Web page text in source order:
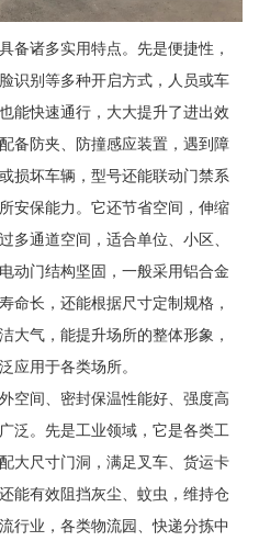
备诸多实用特点。先是便捷性，
识别等多种开启方式，人员或车
能快速通行，大大提升了进出效
备防夹、防撞感应装置，遇到障
损坏车辆，型号还能联动门禁系
安保能力。它还节省空间，伸缩
多通道空间，适合单位、小区、
动门结构坚固，一般采用铝合金
命长，还能根据尺寸定制规格，
大气，能提升场所的整体形象，
应用于各类场所。
空间、密封保温性能好、强度高
泛。先是工业领域，它是各类工
大尺寸门洞，满足叉车、货运卡
能有效阻挡灰尘、蚊虫，维持仓
行业，各类物流园、快递分拣中